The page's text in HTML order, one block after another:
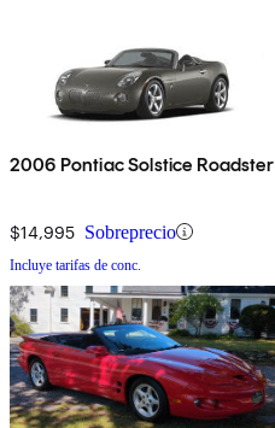
2006 Pontiac Solstice Roadster
$14,995 Sobreprecio
Incluye tarifas de conc.